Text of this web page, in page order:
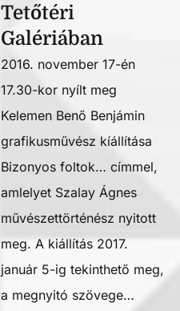
Tetőtéri
Galériában
2016. november 17-én
17.30-kor nyílt meg
Kelemen Benő Benjámin
grafikusművész kíállítása
Bizonyos foltok… címmel,
amlelyet Szalay Ágnes
művészettörténész nyitott
meg. A kiállítás 2017.
január 5-ig tekinthető meg,
a megnyitó szövege…